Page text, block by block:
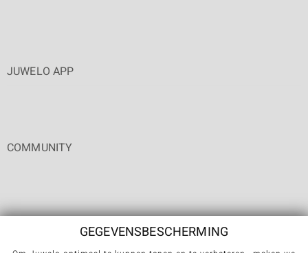
JUWELO APP
COMMUNITY
GEGEVENSBESCHERMING